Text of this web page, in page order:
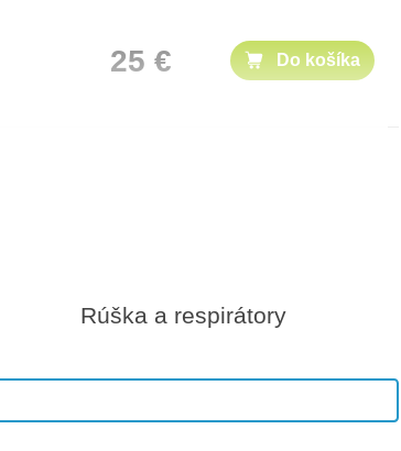
25 € Do košíka
1,000 € Do košíka
Rúška a respirátory